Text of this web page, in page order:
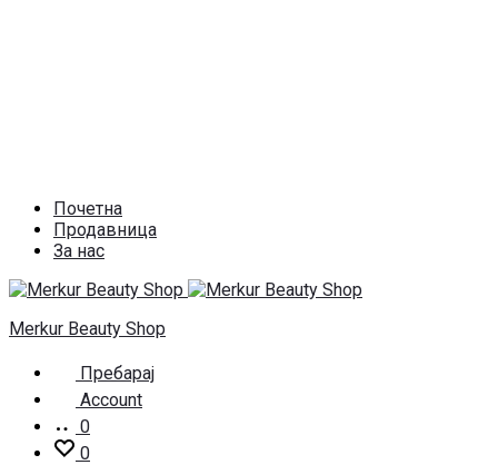
Почетна
Продавница
За нас
Merkur Beauty Shop
Пребарај
Account
0
0